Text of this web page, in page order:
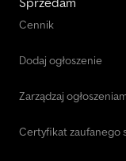
Cennik
Dodaj ogłoszenie
Zarządzaj
Certyfikat zaufanego